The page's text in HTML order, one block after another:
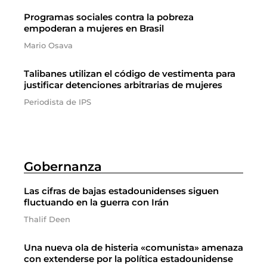
Programas sociales contra la pobreza
empoderan a mujeres en Brasil
Mario Osava
Talibanes utilizan el código de vestimenta para
justificar detenciones arbitrarias de mujeres
Periodista de IPS
Gobernanza
Las cifras de bajas estadounidenses siguen
fluctuando en la guerra con Irán
Thalif Deen
Una nueva ola de histeria «comunista» amenaza
con extenderse por la política estadounidense